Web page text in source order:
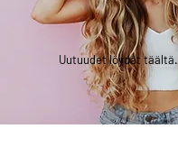
Uutuudet löydät täältä.